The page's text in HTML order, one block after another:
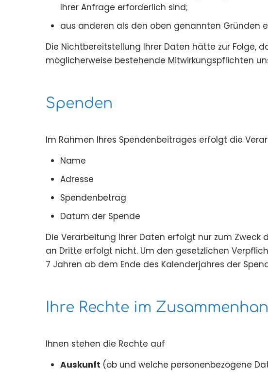
Ihrer Anfrage erforderlich sind;
aus anderen als den oben genannten Gründen
Die Nichtbereitstellung Ihrer Daten hätte zur Folge,
möglicherweise bestehende Mitwirkungspflichten
Spenden
Im Rahmen Ihres Spendenbeitrages erfolgt die
Name
Adresse
Spendenbetrag
Datum der Spende
Die Verarbeitung Ihrer Daten erfolgt nur zum Zweck
an Dritte erfolgt nicht. Um den gesetzlichen
7 Jahren ab dem Ende des Kalenderjahres der
Ihre Rechte im
Ihnen stehen die Rechte auf
Auskunft (ob und welche personenbezogene